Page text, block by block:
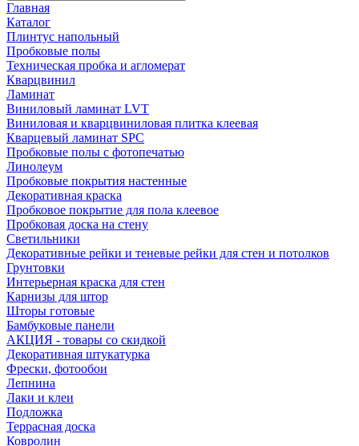
Главная
Каталог
Плинтус напольный
Пробковые полы
Техническая пробка и агломерат
Кварцвинил
Ламинат
Виниловый ламинат LVT
Виниловая и кварцвиниловая плитка клеевая
Кварцевый ламинат SPC
Пробковые полы с фотопечатью
Линолеум
Пробковые покрытия настенные
Декоративная краска
Пробковое покрытие для пола клеевое
Пробковая доска на стену
Светильники
Декоративные рейки и теневые рейки для стен и потолков
Грунтовки
Интерьерная краска для стен
Карнизы для штор
Шторы готовые
Бамбуковые панели
АКЦИЯ - товары со скидкой
Декоративная штукатурка
Фрески, фотообои
Лепнина
Лаки и клеи
Подложка
Террасная доска
Ковролин